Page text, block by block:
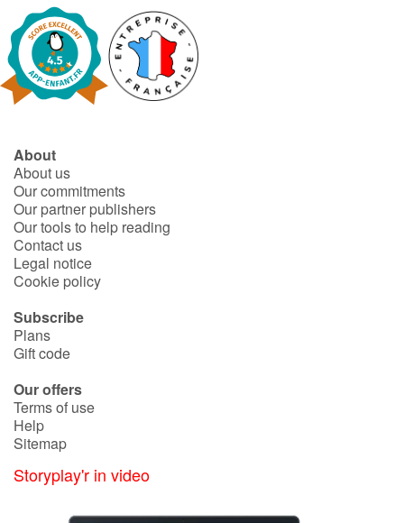
About
About us
Our commitments
Our partner publishers
Our tools to help reading
Contact us
Legal notice
Cookie policy
Subscribe
Plans
Gift code
Our offers
Terms of use
Help
Sitemap
Storyplay'r in video